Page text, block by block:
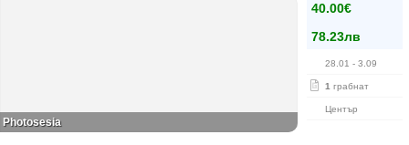
40.00€
78.23лв
28.01 - 3.09
1 грабнат
Център
Photosesia